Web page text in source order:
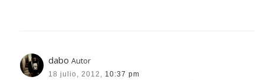
dabo Autor
18 julio, 2012, 10:37 pm